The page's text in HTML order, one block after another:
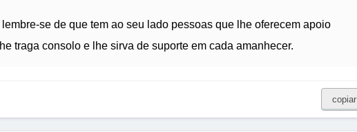
se de que tem ao seu lado pessoas que lhe oferecem apoio
traga consolo e lhe sirva de suporte em cada amanhecer.
copiar